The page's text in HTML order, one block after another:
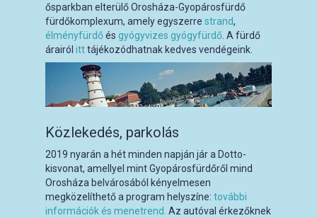
ősparkban elterülő Orosháza-Gyopárosfürdő
fürdőkomplexum, amely egyszerre strand,
élményfürdőés gyógyvizes gyógyfürdő . A fürdő
árairól itttájékozódhatnak kedves vendégeink.
Közlekedés, parkolás
2019 nyarán a hét minden napján jár a Dotto-
kisvonat, amellyel mint Gyopárosfürdőről mind
Orosháza belvárosából kényelmesen
megközelíthető a program helyszíne: további
információk és menetrend. Az autóval érkezőknek